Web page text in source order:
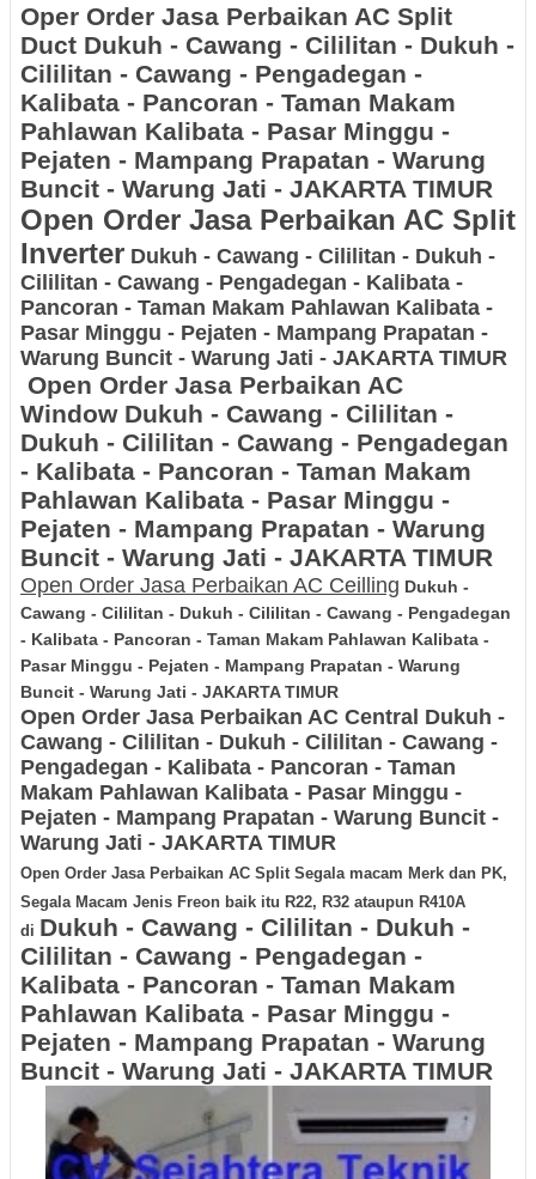
Oper Order Jasa Perbaikan AC Split
Duct Dukuh - Cawang - Cililitan - Dukuh -
Cililitan - Cawang - Pengadegan -
Kalibata - Pancoran - Taman Makam
Pahlawan Kalibata - Pasar Minggu -
Pejaten - Mampang Prapatan - Warung
Buncit - Warung Jati - JAKARTA TIMUR
Open Order Jasa Perbaikan AC Split
Inverter Dukuh - Cawang - Cililitan - Dukuh -
Cililitan - Cawang - Pengadegan - Kalibata -
Pancoran - Taman Makam Pahlawan Kalibata -
Pasar Minggu - Pejaten - Mampang Prapatan -
Warung Buncit - Warung Jati - JAKARTA TIMUR
Open Order Jasa Perbaikan AC
Window Dukuh - Cawang - Cililitan -
Dukuh - Cililitan - Cawang - Pengadegan
- Kalibata - Pancoran - Taman Makam
Pahlawan Kalibata - Pasar Minggu -
Pejaten - Mampang Prapatan - Warung
Buncit - Warung Jati - JAKARTA TIMUR
Open Order Jasa Perbaikan AC Ceilling Dukuh -
Cawang - Cililitan - Dukuh - Cililitan - Cawang - Pengadegan
- Kalibata - Pancoran - Taman Makam Pahlawan Kalibata -
Pasar Minggu - Pejaten - Mampang Prapatan - Warung
Buncit - Warung Jati - JAKARTA TIMUR
Open Order Jasa Perbaikan AC Central Dukuh -
Cawang - Cililitan - Dukuh - Cililitan - Cawang -
Pengadegan - Kalibata - Pancoran - Taman
Makam Pahlawan Kalibata - Pasar Minggu -
Pejaten - Mampang Prapatan - Warung Buncit -
Warung Jati - JAKARTA TIMUR
Open Order Jasa Perbaikan AC Split Segala macam Merk dan PK,
Segala Macam Jenis Freon baik itu R22, R32 ataupun R410A
di Dukuh - Cawang - Cililitan - Dukuh -
Cililitan - Cawang - Pengadegan -
Kalibata - Pancoran - Taman Makam
Pahlawan Kalibata - Pasar Minggu -
Pejaten - Mampang Prapatan - Warung
Buncit - Warung Jati - JAKARTA TIMUR